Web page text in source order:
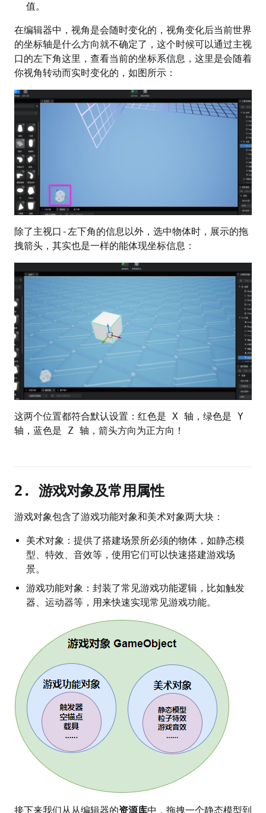
值。
在编辑器中，视角是会随时变化的，视角变化后当前世界
的坐标轴是什么方向就不确定了，这个时候可以通过主视
口的左下角这里，查看当前的坐标系信息，这里是会随着
你视角转动而实时变化的，如图所示：
除了主视口-左下角的信息以外，选中物体时，展示的拖
拽箭头，其实也是一样的能体现坐标信息：
这两个位置都符合默认设置：红色是 X 轴，绿色是 Y
轴，蓝色是 Z 轴，箭头方向为正方向！
2. 游戏对象及常用属性
游戏对象包含了游戏功能对象和美术对象两大块：
美术对象：提供了搭建场景所必须的物体，如静态模
型、特效、音效等，使用它们可以快速搭建游戏场
景。
游戏功能对象：封装了常见游戏功能逻辑，比如触发
器、运动器等，用来快速实现常见游戏功能。
接下来我们从从编辑器的资源库中，拖拽一个静态模型到